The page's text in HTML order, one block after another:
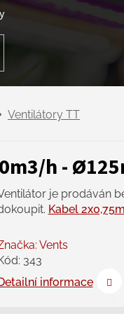
Ventilátory TT
h -
je prodáván
Kabel
informace
Vents
343